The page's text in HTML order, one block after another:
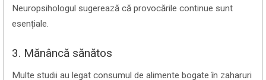
Neuropsihologul sugerează că provocările continue sunt
esențiale.
3. Mănâncă sănătos
Multe studii au legat consumul de alimente bogate în zaharuri